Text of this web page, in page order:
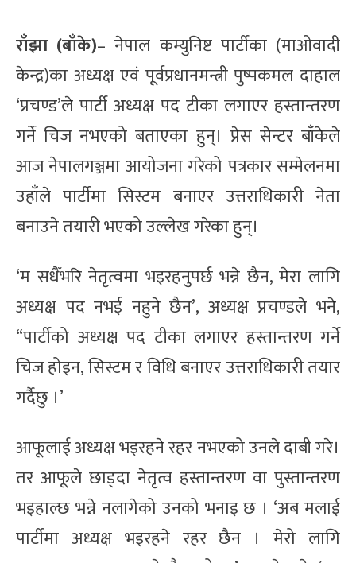
राँझा (बाँके)– नेपाल कम्युनिष्ट पार्टीका (माओवादी
केन्द्र)का अध्यक्ष एवं पूर्वप्रधानमन्त्री पुष्पकमल दाहाल
‘प्रचण्ड’ले पार्टी अध्यक्ष पद टीका लगाएर हस्तान्तरण
गर्ने चिज नभएको बताएका हुन्। प्रेस सेन्टर बाँकेले
आज नेपालगञ्जमा आयोजना गरेको पत्रकार सम्मेलनमा
उहाँले पार्टीमा सिस्टम बनाएर उत्तराधिकारी नेता
बनाउने तयारी भएको उल्लेख गरेका हुन्।
‘म सधैँभरि नेतृत्वमा भइरहनुपर्छ भन्ने छैन, मेरा लागि
अध्यक्ष पद नभई नहुने छैन’, अध्यक्ष प्रचण्डले भने,
“पार्टीको अध्यक्ष पद टीका लगाएर हस्तान्तरण गर्ने
चिज होइन, सिस्टम र विधि बनाएर उत्तराधिकारी तयार
गर्दैछु ।’
आफूलाई अध्यक्ष भइरहने रहर नभएको उनले दाबी गरे।
तर आफूले छाड्दा नेतृत्व हस्तान्तरण वा पुस्तान्तरण
भइहाल्छ भन्ने नलागेको उनको भनाइ छ । ‘अब मलाई
पार्टीमा अध्यक्ष भइरहने रहर छैन । मेरो लागि